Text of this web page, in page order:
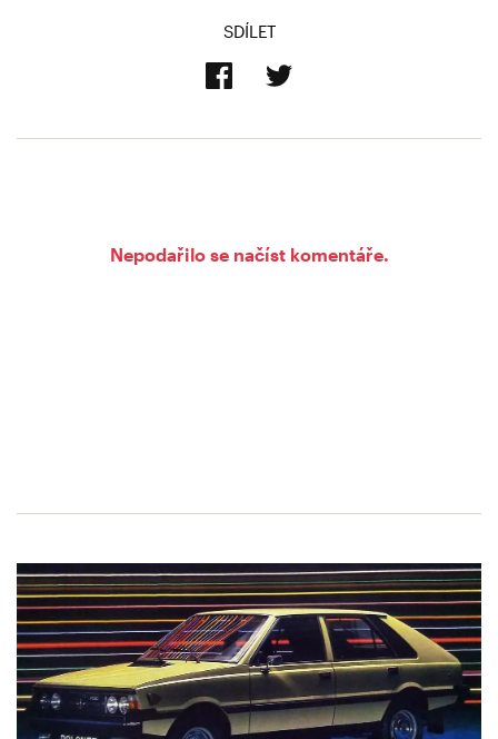
SDÍLET
Nepodařilo se načíst komentáře.